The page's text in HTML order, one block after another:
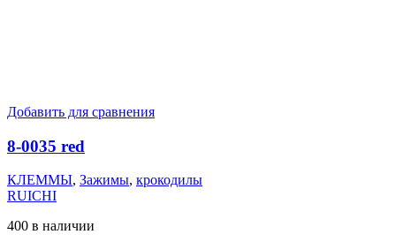
Добавить для сравнения
8-0035 red
КЛЕММЫ, Зажимы, крокодилы
RUICHI
400 в наличии